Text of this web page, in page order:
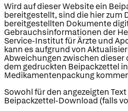
Wird auf dieser Website ein
bereitgestellt, sind die hier zum
bereitgestellten Dokumente
Gebrauchsinformationen der
Service-Institut für Ärzte und
kann es aufgrund von
Abweichungen zwischen dieser
dem gedruckten Beipackzettel
Medikamentenpackung
Sowohl für den angezeigten
Beipackzettel-Download (falls